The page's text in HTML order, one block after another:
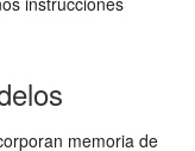
memoria de